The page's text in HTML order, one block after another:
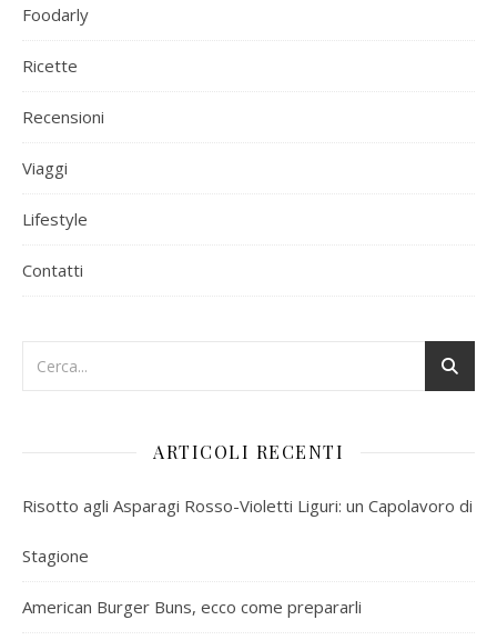
Foodarly
Ricette
Recensioni
Viaggi
Lifestyle
Contatti
ARTICOLI RECENTI
Risotto agli Asparagi Rosso-Violetti Liguri: un Capolavoro di
Stagione
American Burger Buns, ecco come prepararli